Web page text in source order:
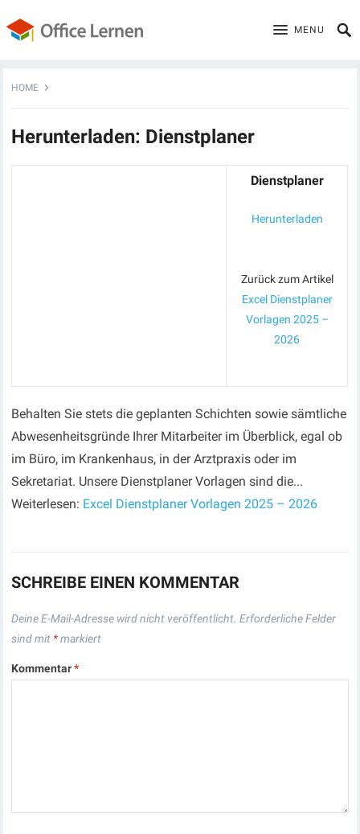
MENU
HOME
Herunterladen: Dienstplaner
Dienstplaner
Herunterladen
Zurück zum Artikel
Excel Dienstplaner
Vorlagen 2025 –
2026
Behalten Sie stets die geplanten Schichten sowie sämtliche
Abwesenheitsgründe Ihrer Mitarbeiter im Überblick, egal ob
im Büro, im Krankenhaus, in der Arztpraxis oder im
Sekretariat. Unsere Dienstplaner Vorlagen sind die...
Weiterlesen: Excel Dienstplaner Vorlagen 2025 – 2026
SCHREIBE EINEN KOMMENTAR
Deine E-Mail-Adresse wird nicht veröffentlicht. Erforderliche Felder
sind mit *markiert
Kommentar*